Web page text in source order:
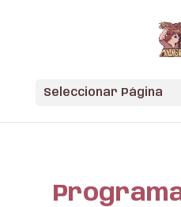
Seleccionar Página